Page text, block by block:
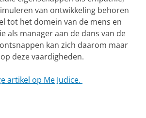
van ontwikkeling behoren
tot het domein van de mens en
als manager aan de dans van de
kan zich daarom maar
deze vaardigheden.
artikel op Me Judice.